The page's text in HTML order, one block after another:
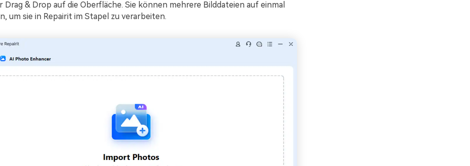
Drag & Drop auf die Oberfläche. Sie können mehrere Bilddateien auf einmal
um sie in Repairit im Stapel zu verarbeiten.